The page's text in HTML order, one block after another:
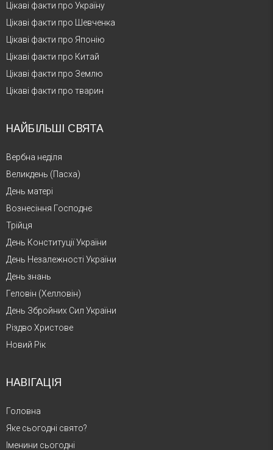
Цікаві факти про Україну
Цікаві факти про Шевченка
Цікаві факти про Японію
Цікаві факти про Китай
Цікаві факти про Землю
Цікаві факти про тварин
НАЙБІЛЬШІ СВЯТА
Вербна неділя
Великдень (Пасха)
День матері
Вознесіння Господнє
Трійця
День Конституції України
День Незалежності України
День знань
Геловін (Хелловін)
День Збройних Сил України
Різдво Христове
Новий Рік
НАВІГАЦІЯ
Головна
Яке сьогодні свято?
Іменини сьогодні